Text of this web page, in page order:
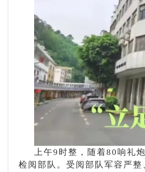
上午9时整，随着80响礼
检阅部队。受阅部队军容严